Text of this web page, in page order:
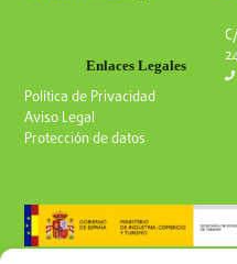
Enlaces Legales
Política de Privacidad
Aviso Legal
Protección de datos